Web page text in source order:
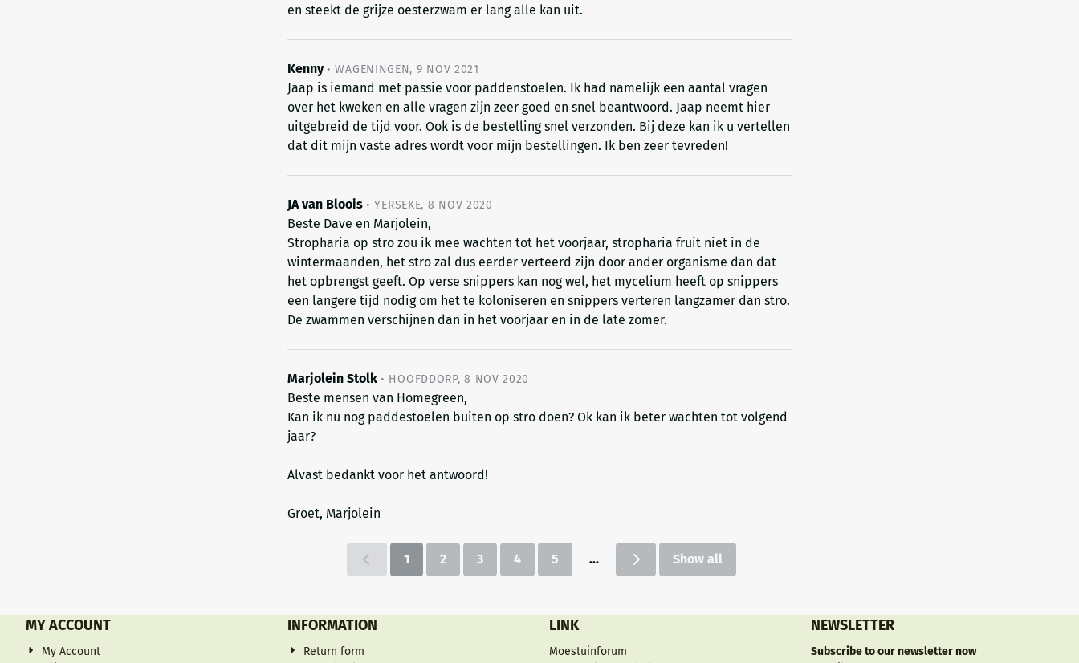
en steekt de grijze oesterzwam er lang alle kan uit.
Kenny• WAGENINGEN, 9 NOV 2021
Jaap is iemand met passie voor paddenstoelen. Ik had namelijk een aantal vragen
over het kweken en alle vragen zijn zeer goed en snel beantwoord. Jaap neemt hier
uitgebreid de tijd voor. Ook is de bestelling snel verzonden. Bij deze kan ik u vertellen
dat dit mijn vaste adres wordt voor mijn bestellingen. Ik ben zeer tevreden!
JA van Bloois • YERSEKE, 8 NOV 2020
Beste Dave en Marjolein,
Stropharia op stro zou ik mee wachten tot het voorjaar, stropharia fruit niet in de
wintermaanden, het stro zal dus eerder verteerd zijn door ander organisme dan dat
het opbrengst geeft. Op verse snippers kan nog wel, het mycelium heeft op snippers
een langere tijd nodig om het te koloniseren en snippers verteren langzamer dan stro.
De zwammen verschijnen dan in het voorjaar en in de late zomer.
Marjolein Stolk • HOOFDDORP, 8 NOV 2020
Beste mensen van Homegreen,
Kan ik nu nog paddestoelen buiten op stro doen? Ok kan ik beter wachten tot volgend
jaar?
Alvast bedankt voor het antwoord!
Groet, Marjolein
1 2 3 4 5 ... Show all
MY ACCOUNT
My Account
INFORMATION
Return form
LINK
Moestuinforum
NEWSLETTER
Subscribe to our newsletter now